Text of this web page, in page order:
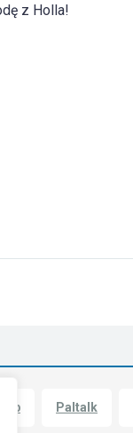
z Holla!
Paltalk